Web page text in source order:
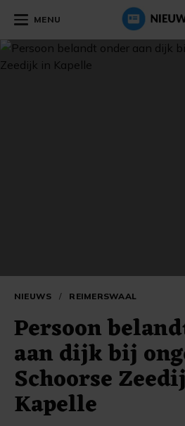
MENU
NIEUWS / REIMERSWAAL
Persoon
aan dijk bij
Schoorse
Kapelle